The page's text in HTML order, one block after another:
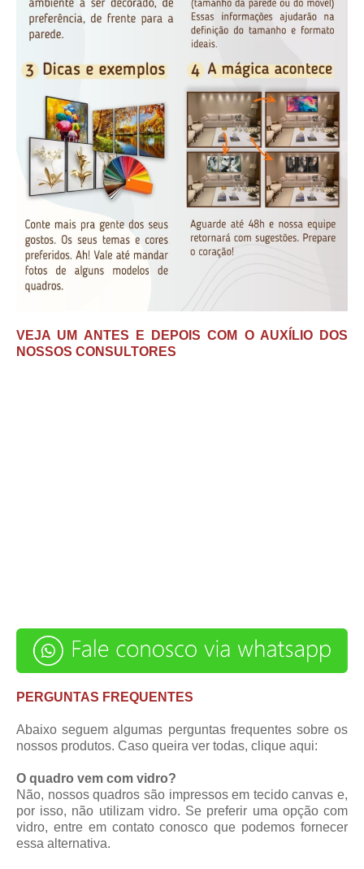
VEJA UM ANTES E DEPOIS COM O AUXÍLIO DOS
NOSSOS CONSULTORES
PERGUNTAS FREQUENTES
Abaixo seguem algumas perguntas frequentes sobre os
nossos produtos. Caso queira ver todas, clique aqui:
O quadro vem com vidro?
Não, nossos quadros são impressos em tecido canvas e,
por isso, não utilizam vidro. Se preferir uma opção com
vidro, entre em contato conosco que podemos fornecer
essa alternativa.